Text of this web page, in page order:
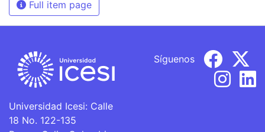
Full item page
Universidad Icesi: Calle
18 No. 122-135
Síguenos